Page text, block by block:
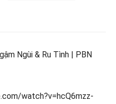
Ngùi & Ru Tình | PBN
watch?v=hcQ6mzz-